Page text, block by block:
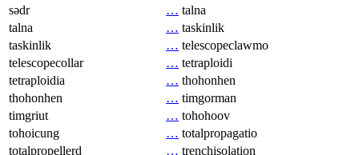
sədr
… talna
talna
… taskinlik
taskinlik
… telescopeclawmo
telescopecollar
… tetraploidi
tetraploidia
… thohonhen
thohonhen
… timgorman
timgriut
… tohohoov
tohoicung
… totalpropagatio
totalpropellerd
… trenchisolation